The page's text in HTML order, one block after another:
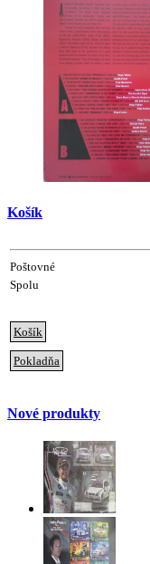
Košík
Poštovné
Spolu
Košík
Pokladňa
Nové produkty